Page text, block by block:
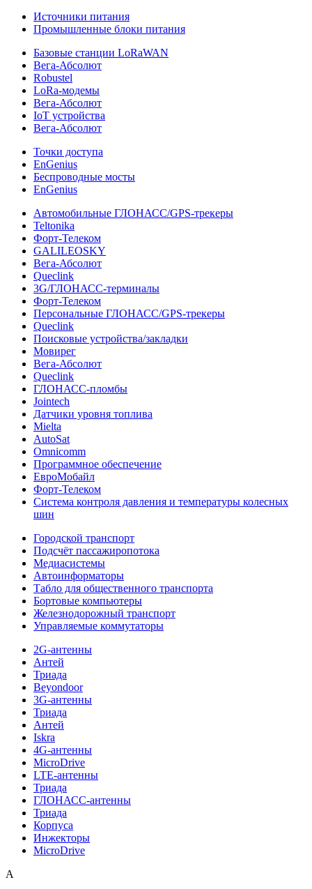
Источники питания
Промышленные блоки питания
Базовые станции LoRaWAN
Вега-Абсолют
Robustel
LoRa-модемы
Вега-Абсолют
IoT устройства
Вега-Абсолют
Точки доступа
EnGenius
Беспроводные мосты
EnGenius
Автомобильные ГЛОНАСС/GPS-трекеры
Teltonika
Форт-Телеком
GALILEOSKY
Вега-Абсолют
Queclink
3G/ГЛОНАСС-терминалы
Форт-Телеком
Персональные ГЛОНАСС/GPS-трекеры
Queclink
Поисковые устройства/закладки
Мовирег
Вега-Абсолют
Queclink
ГЛОНАСС-пломбы
Jointech
Датчики уровня топлива
Mielta
AutoSat
Omnicomm
Программное обеспечение
ЕвроМобайл
Форт-Телеком
Система контроля давления и температуры колесных
шин
Городской транспорт
Подсчёт пассажиропотока
Медиасистемы
Автоинформаторы
Табло для общественного транспорта
Бортовые компьютеры
Железнодорожный транспорт
Управляемые коммутаторы
2G-антенны
Антей
Триада
Beyondoor
3G-антенны
Триада
Антей
Iskra
4G-антенны
MicroDrive
LTE-антенны
Триада
ГЛОНАСС-антенны
Триада
Корпуса
Инжекторы
MicroDrive
A